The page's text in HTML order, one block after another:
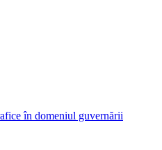
în domeniul guvernării